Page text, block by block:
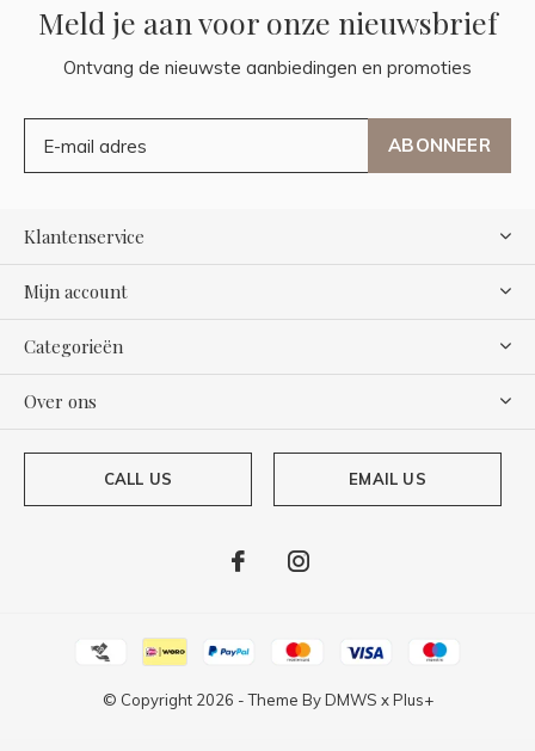
Meld je aan voor onze nieuwsbrief
Ontvang de nieuwste aanbiedingen en promoties
ABONNEER
Klantenservice
Mijn account
Categorieën
Over ons
CALL US EMAIL US
© Copyright 2026 - Theme ByDMWS xPlus+